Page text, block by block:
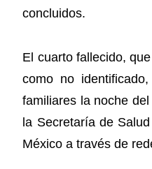
concluidos.
El cuarto fallecido,
como no
familiares la noche
la Secretaría de
México a través de